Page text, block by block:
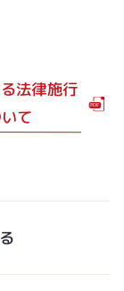
法律施行
て